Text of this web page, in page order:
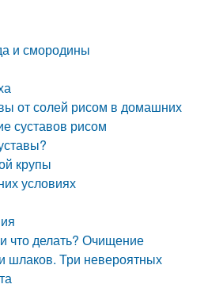
и смородины
от солей рисом в домашних
суставов рисом
крупы
условиях
что делать? Очищение
шлаков. Три невероятных